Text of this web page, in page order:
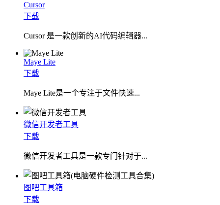
Cursor
下载
Cursor 是一款创新的AI代码编辑器...
Maye Lite
下载
​Maye Lite是一个专注于文件快速...
微信开发者工具
下载
微信开发者工具是一款专门针对于...
图吧工具箱
下载